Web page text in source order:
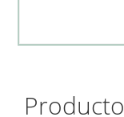
Producto